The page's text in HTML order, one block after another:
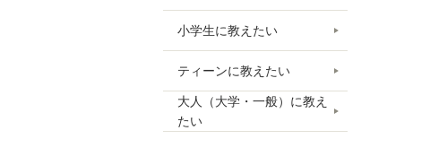
小学生に教えたい
ティーンに教えたい
大人（大学・一般）に教え
たい